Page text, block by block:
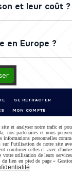
et leur coût ?
en Europe ?
SE RÉTRACTER
MON COMPTE
et analyser notre trafic et
nos partenaires et nous
informations personnelles
sur l'utilisation de notre site
combiner celles-ci avec
votre utilisation de leurs
du lien en pied de page «